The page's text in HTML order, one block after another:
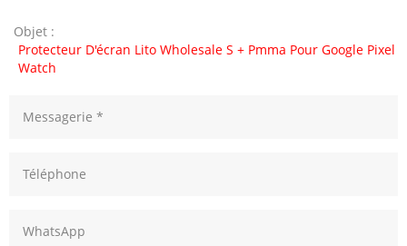
Objet :
Protecteur D'écran Lito Wholesale S + Pmma Pour Google Pixel
Watch